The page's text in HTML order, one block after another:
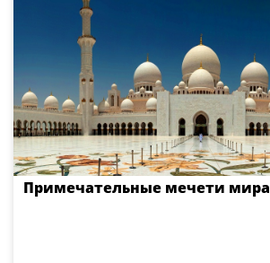
Примечательные мечети мира